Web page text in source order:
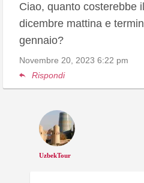
Ciao, quanto costerebbe
dicembre mattina e
gennaio?
Novembre 20, 2023 6:22 pm
Rispondi
UzbekTour